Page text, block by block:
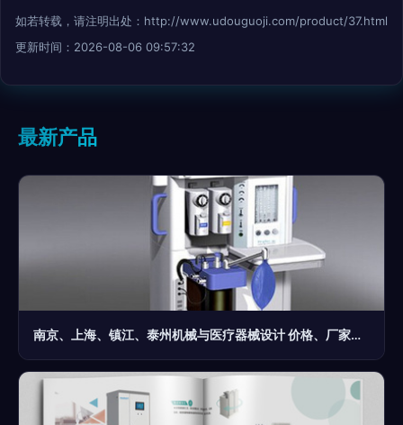
如若转载，请注明出处：http://www.udouguoji.com/product/37.html
更新时间：2026-08-06 09:57:32
最新产品
南京、上海、镇江、泰州机械与医疗器械设计 价格、厂家与图片全方位解读